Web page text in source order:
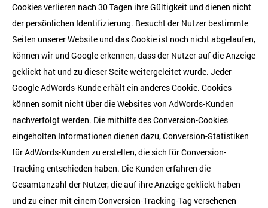
Cookies verlieren nach 30 Tagen ihre Gültigkeit und dienen nicht
der persönlichen Identifizierung. Besucht der Nutzer bestimmte
Seiten unserer Website und das Cookie ist noch nicht abgelaufen,
können wir und Google erkennen, dass der Nutzer auf die Anzeige
geklickt hat und zu dieser Seite weitergeleitet wurde. Jeder
Google AdWords-Kunde erhält ein anderes Cookie. Cookies
können somit nicht über die Websites von AdWords-Kunden
nachverfolgt werden. Die mithilfe des Conversion-Cookies
eingeholten Informationen dienen dazu, Conversion-Statistiken
für AdWords-Kunden zu erstellen, die sich für Conversion-
Tracking entschieden haben. Die Kunden erfahren die
Gesamtanzahl der Nutzer, die auf ihre Anzeige geklickt haben
und zu einer mit einem Conversion-Tracking-Tag versehenen